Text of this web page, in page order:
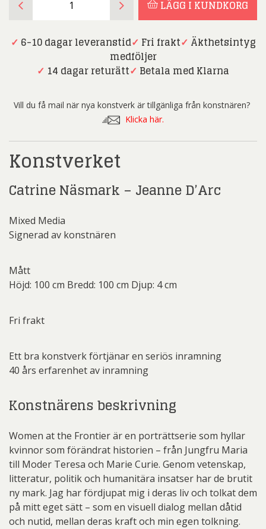
Näsmark
Jeanne
mängd
LÄGG I KUNDKORG
✓ 6-10 dagar leveranstid✓ Fri frakt✓ Äkthetsintyg
medföljer
✓ 14 dagar returätt✓ Betala med Klarna
Vill du få mail när nya konstverk är tillgänliga från konstnären?
Klicka här.
Konstverket
Catrine Näsmark – Jeanne D’Arc
Mixed Media
Signerad av konstnären
Mått
Höjd: 100 cm Bredd: 100 cm Djup: 4 cm
Fri frakt
Ett bra konstverk förtjänar en seriös inramning
40 års erfarenhet av inramning
Konstnärens beskrivning
Women at the Frontier är en porträttserie som hyllar
kvinnor som förändrat historien – från Jungfru Maria
till Moder Teresa och Marie Curie. Genom vetenskap,
litteratur, politik och humanitära insatser har de brutit
ny mark. Jag har fördjupat mig i deras liv och tolkat dem
på mitt eget sätt – som en visuell dialog mellan dåtid
och nutid, mellan deras kraft och min egen tolkning.